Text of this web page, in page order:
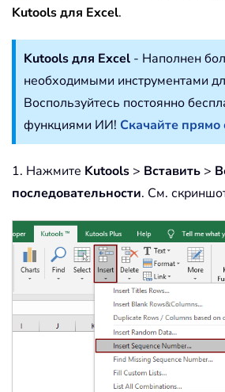
Kutools для Excel.
Kutools для Excel - Наполнен
необходимыми инструментами
Воспользуйтесь постоянно
функциями ИИ! Скачайте прямо
1. Нажмите Kutools > Вставить >
последовательности. См.